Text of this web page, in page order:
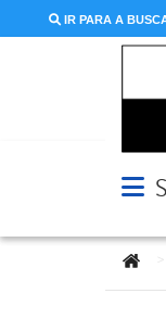
IR PARA A
Você